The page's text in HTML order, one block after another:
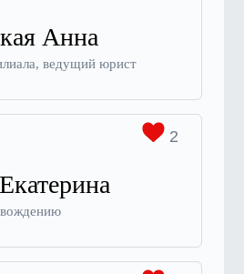
Анна
ведущий юрист
2